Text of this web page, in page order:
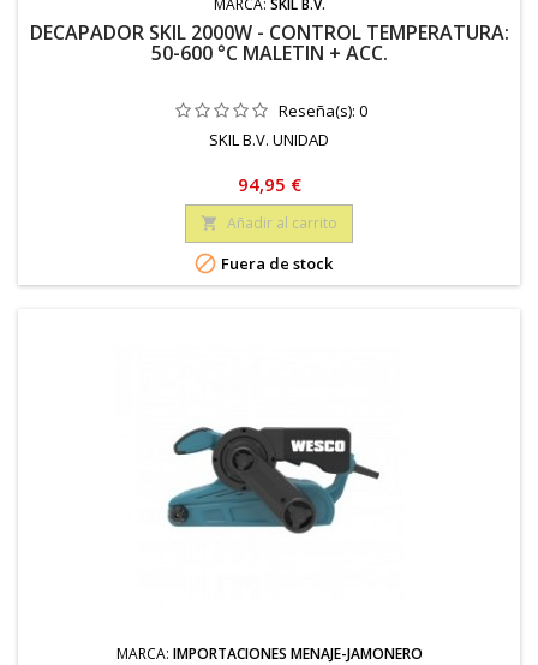
MARCA: SKIL B.V.
DECAPADOR SKIL 2000W - CONTROL TEMPERATURA:
50-600 °C MALETIN + ACC.
Reseña(s): 0
SKIL B.V. UNIDAD
Precio
94,95 €
 Añadir al carrito
 Fuera de stock
MARCA: IMPORTACIONES MENAJE-JAMONERO